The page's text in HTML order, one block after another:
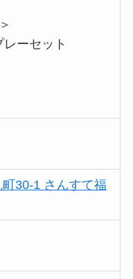
ーセット
30-1 さんすて福